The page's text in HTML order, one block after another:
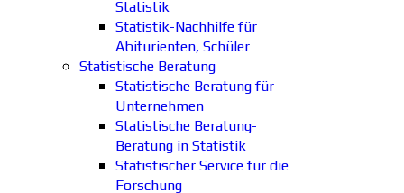
Statistik
Statistik-Nachhilfe für
Abiturienten, Schüler
Statistische Beratung
Statistische Beratung für
Unternehmen
Statistische Beratung-
Beratung in Statistik
Statistischer Service für die
Forschung